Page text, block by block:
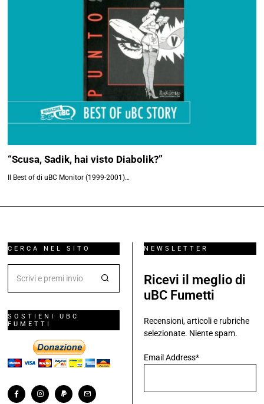
“Scusa, Sadik, hai visto Diabolik?”
Il Best of di uBC Monitor (1999-2001)…
CERCA NEL SITO
SOSTIENI UBC
FUMETTI
NEWSLETTER
Ricevi il meglio di
uBC Fumetti
Recensioni, articoli e rubriche
selezionate. Niente spam.
Email Address*